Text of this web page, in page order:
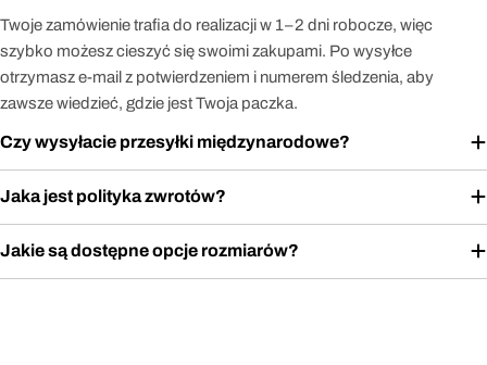
Twoje zamówienie trafia do realizacji w 1–2 dni robocze, więc
szybko możesz cieszyć się swoimi zakupami. Po wysyłce
otrzymasz e-mail z potwierdzeniem i numerem śledzenia, aby
zawsze wiedzieć, gdzie jest Twoja paczka.
Czy wysyłacie przesyłki międzynarodowe?
Jaka jest polityka zwrotów?
Jakie są dostępne opcje rozmiarów?